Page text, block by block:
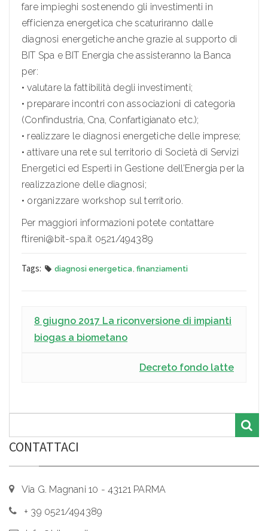
fare impieghi sostenendo gli investimenti in
efficienza energetica che scaturiranno dalle
diagnosi energetiche anche grazie al supporto di
BIT Spa e BIT Energia che assisteranno la Banca
per:
• valutare la fattibilità degli investimenti;
• preparare incontri con associazioni di categoria
(Confindustria, Cna, Confartigianato etc.);
• realizzare le diagnosi energetiche delle imprese;
• attivare una rete sul territorio di Società di Servizi
Energetici ed Esperti in Gestione dell’Energia per la
realizzazione delle diagnosi;
• organizzare workshop sul territorio.
Per maggiori informazioni potete contattare
ftireni@bit-spa.it 0521/494389
Tags: diagnosi energetica, finanziamenti
8 giugno 2017 La riconversione di impianti
biogas a biometano
Decreto fondo latte
CONTATTACI
Via G. Magnani 10 - 43121 PARMA
+ 39 0521/494389